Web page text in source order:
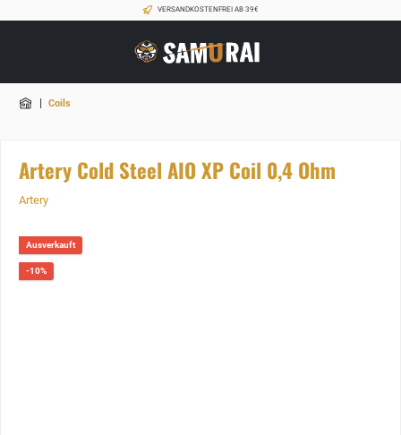
VERSANDKOSTENFREI AB 39€
| Coils
Artery Cold Steel AIO XP Coil 0,4 Ohm
Artery
Ausverkauft
-10%